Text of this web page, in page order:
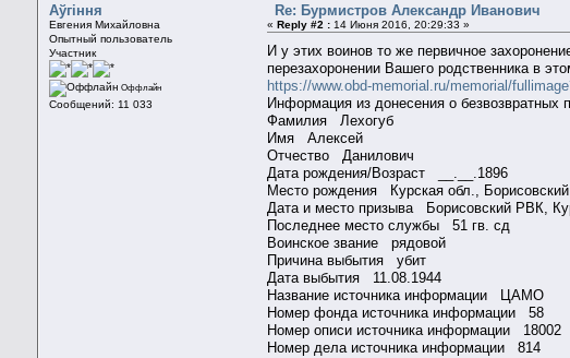
Aўгiння
Евгения Михайловна
Опытный пользователь
Участник
Оффлайн
Сообщений: 11 033
Re: Бурмистров Александр Иванович
«Reply #2 : 14 Июня 2016, 20:29:33 »
И у этих воинов то же первичное
перезахоронении Вашего родственника в
https://www.obd-memorial.ru/memorial/
Информация из донесения о безвозвратных
Фамилия Лехогуб
Имя Алексей
Отчество Данилович
Дата рождения/Возраст __.__.1896
Место рождения Курская обл.,
Дата и место призыва Борисовский РВК,
Последнее место службы 51 гв. сд
Воинское звание рядовой
Причина выбытия убит
Дата выбытия 11.08.1944
Название источника информации ЦАМО
Номер фонда источника информации 58
Номер описи источника информации 18002
Номер дела источника информации 814